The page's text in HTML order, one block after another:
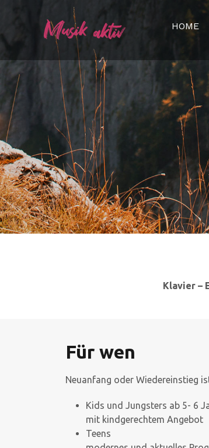
HOME
Klavier –
Für wen
Neuanfang oder Wiedereinstieg
Kids und Jungsters ab 5- 6
mit kindgerechtem Angebot
Teens